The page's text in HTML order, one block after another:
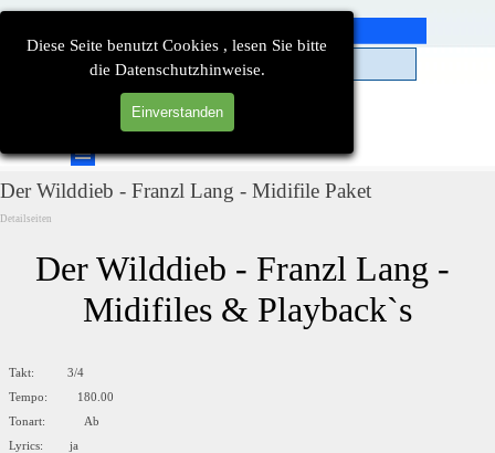
Diese Seite benutzt Cookies , lesen Sie bitte
die Datenschutzhinweise.
Einverstanden
Direkt zum Seiteninhalt
Menü überspringen
Der Wilddieb - Franzl Lang - Midifile Paket
Detailseiten
Der Wilddieb - Franzl Lang -
Midifiles & Playback`s
Takt: 3/4
Tempo: 180.00
Tonart: Ab
Lyrics: ja